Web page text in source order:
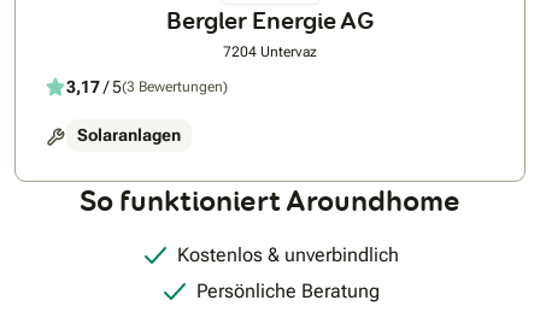
Bergler Energie AG
7204 Untervaz
3,17/ 5(3 Bewertungen)
Solaranlagen
So funktioniert Aroundhome
Kostenlos & unverbindlich
Persönliche Beratung